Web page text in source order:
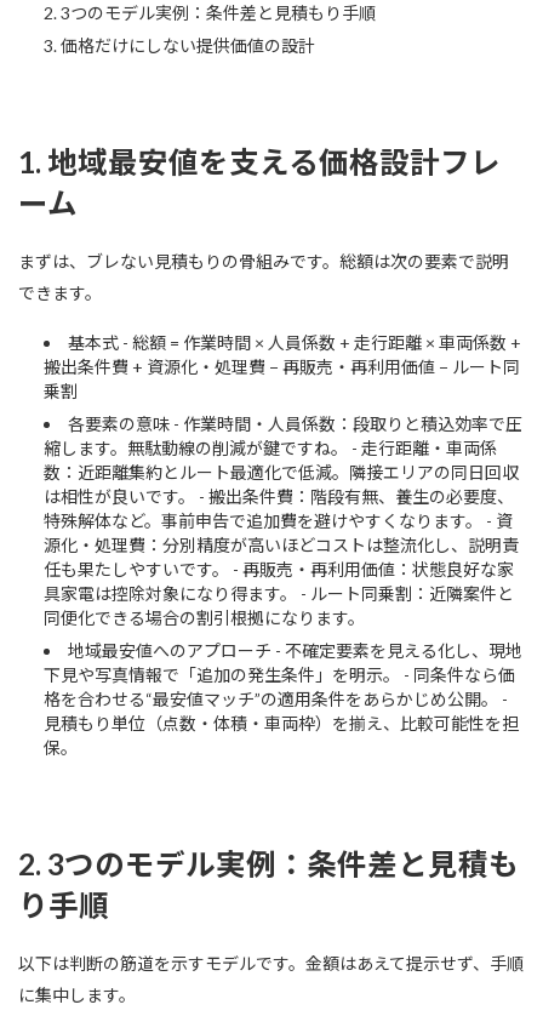
3つのモデル実例：条件差と見積もり手順
価格だけにしない提供価値の設計
1. 地域最安値を支える価格設計フレ
ーム
まずは、ブレない見積もりの骨組みです。総額は次の要素で説明
できます。
基本式 - 総額 = 作業時間 × 人員係数 + 走行距離 × 車両係数 +
搬出条件費 + 資源化・処理費 − 再販売・再利用価値 − ルート同
乗割
各要素の意味 - 作業時間・人員係数：段取りと積込効率で圧
縮します。無駄動線の削減が鍵ですね。 - 走行距離・車両係
数：近距離集約とルート最適化で低減。隣接エリアの同日回収
は相性が良いです。 - 搬出条件費：階段有無、養生の必要度、
特殊解体など。事前申告で追加費を避けやすくなります。 - 資
源化・処理費：分別精度が高いほどコストは整流化し、説明責
任も果たしやすいです。 - 再販売・再利用価値：状態良好な家
具家電は控除対象になり得ます。 - ルート同乗割：近隣案件と
同便化できる場合の割引根拠になります。
地域最安値へのアプローチ - 不確定要素を見える化し、現地
下見や写真情報で「追加の発生条件」を明示。 - 同条件なら価
格を合わせる“最安値マッチ”の適用条件をあらかじめ公開。 -
見積もり単位（点数・体積・車両枠）を揃え、比較可能性を担
保。
2. 3つのモデル実例：条件差と見積も
り手順
以下は判断の筋道を示すモデルです。金額はあえて提示せず、手順
に集中します。